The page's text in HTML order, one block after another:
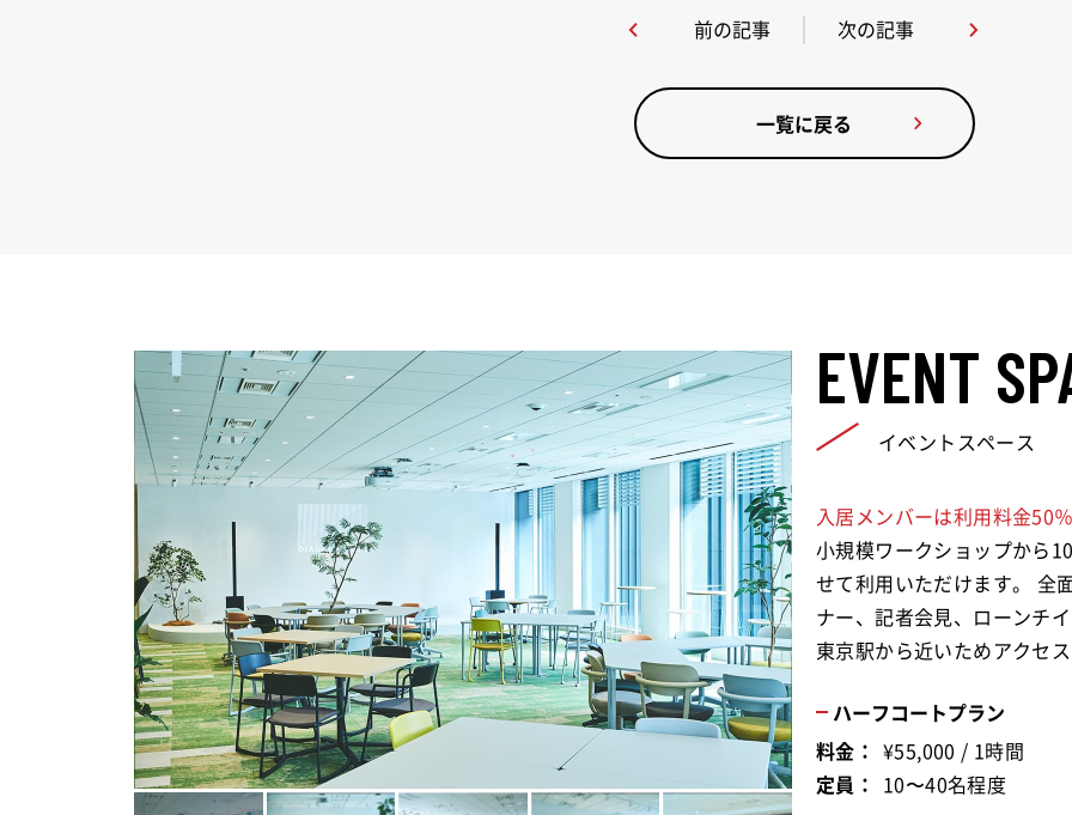
前の記事 次の記事
一覧に戻る
EVENT
イベントスペース
入居メンバーは利用料金50
小規模ワークショップから
せて利用いただけます。 全
ナー、記者会見、ローンチ
東京駅から近いためアクセ
ハーフコートプラン
料金： ¥55,000 / 1時間
定員： 10〜40名程度